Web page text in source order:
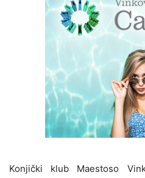
Konjički klub Maestoso